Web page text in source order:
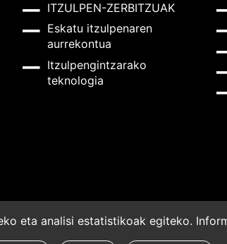
ITZULPEN-ZERBITZUAK
Eskatu itzulpenaren
aurrekontua
Itzulpengintzarako
teknologia
eta analisi estatistikoak egiteko.